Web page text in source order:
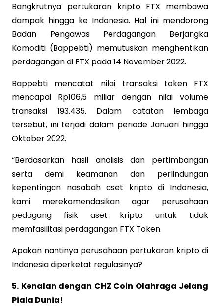
Bangkrutnya pertukaran kripto FTX membawa
dampak hingga ke Indonesia. Hal ini mendorong
Badan Pengawas Perdagangan Berjangka
Komoditi (Bappebti) memutuskan menghentikan
perdagangan di FTX pada 14 November 2022.
Bappebti mencatat nilai transaksi token FTX
mencapai Rp106,5 miliar dengan nilai volume
transaksi 193.435. Dalam catatan lembaga
tersebut, ini terjadi dalam periode Januari hingga
Oktober 2022.
“Berdasarkan hasil analisis dan pertimbangan
serta demi keamanan dan perlindungan
kepentingan nasabah aset kripto di Indonesia,
kami merekomendasikan agar perusahaan
pedagang fisik aset kripto untuk tidak
memfasilitasi perdagangan FTX Token.
Apakan nantinya perusahaan pertukaran kripto di
Indonesia diperketat regulasinya?
5. Kenalan dengan CHZ Coin Olahraga Jelang
Piala Dunia!